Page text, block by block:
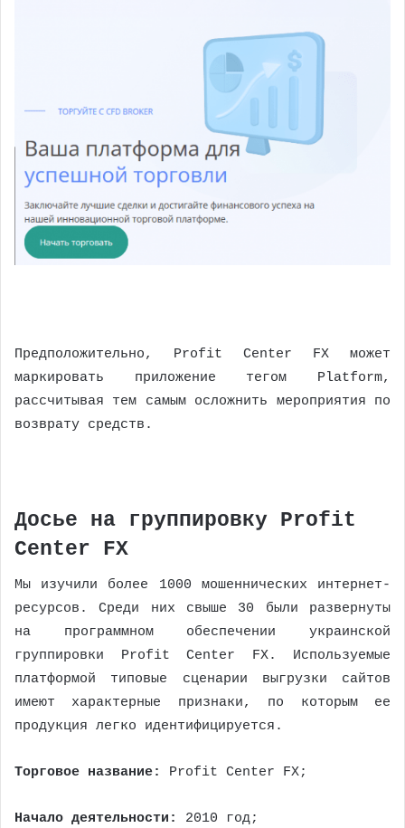
Предположительно, Profit Center FX может
маркировать приложение тегом Platform,
рассчитывая тем самым осложнить мероприятия по
возврату средств.
Досье на группировку Profit
Center FX
Мы изучили более 1000 мошеннических интернет-
ресурсов. Среди них свыше 30 были развернуты
на программном обеспечении украинской
группировки Profit Center FX. Используемые
платформой типовые сценарии выгрузки сайтов
имеют характерные признаки, по которым ее
продукция легко идентифицируется.
Торговое название: Profit Center FX;
Начало деятельности: 2010 год;